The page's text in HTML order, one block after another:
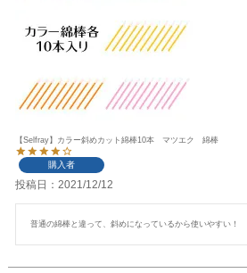
【Selfray】カラー斜めカット綿棒10本 マツエク 綿棒
購入者
投稿日 2021/12/12
普通の綿棒と違って、斜めになっているから使いやすい！